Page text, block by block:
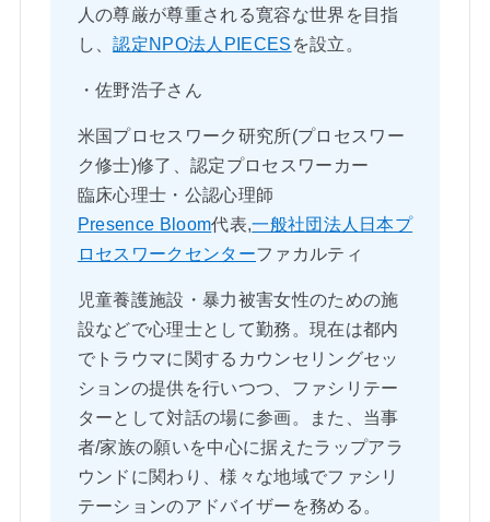
人の尊厳が尊重される寛容な世界を目指
し、認定NPO法人PIECES を設立。
・佐野浩子さん
米国プロセスワーク研究所(プロセスワー
ク修士)修了、認定プロセスワーカー
臨床心理士・公認心理師
Presence Bloom代表,一般社団法人日本プ
ロセスワークセンターファカルティ
児童養護施設・暴力被害女性のための施
設などで心理士として勤務。現在は都内
でトラウマに関するカウンセリングセッ
ションの提供を行いつつ、ファシリテー
ターとして対話の場に参画。また、当事
者/家族の願いを中心に据えたラップアラ
ウンドに関わり、様々な地域でファシリ
テーションのアドバイザーを務める。